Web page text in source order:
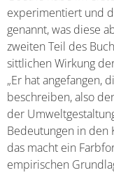
experimentiert und
genannt, was diese
zweiten Teil des
sittlichen Wirkung
„Er hat angefangen,
beschreiben, also
der
Bedeutungen in den
das macht ein
empirischen